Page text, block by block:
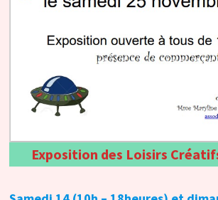
Exposition des Loisirs